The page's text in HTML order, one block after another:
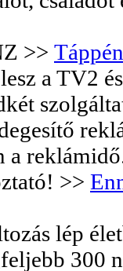
>>
a TV2
a
>>
lép
300